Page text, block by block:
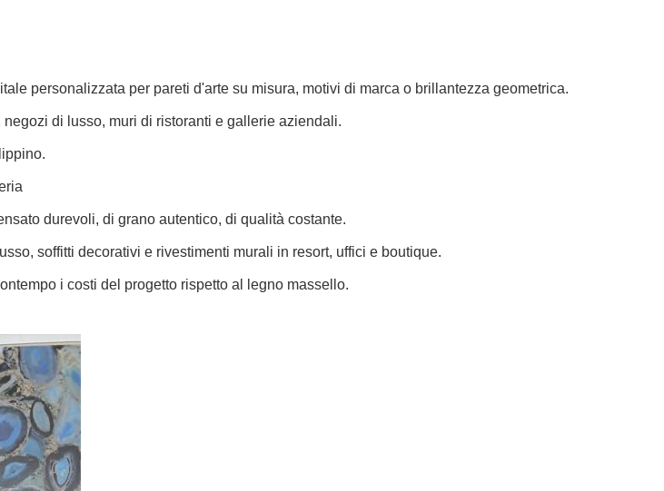
personalizzata per pareti d'arte su misura, motivi di marca o brillantezza geometrica.
di lusso, muri di ristoranti e gallerie aziendali.
durevoli, di grano autentico, di qualità costante.
soffitti decorativi e rivestimenti murali in resort, uffici e boutique.
i costi del progetto rispetto al legno massello.